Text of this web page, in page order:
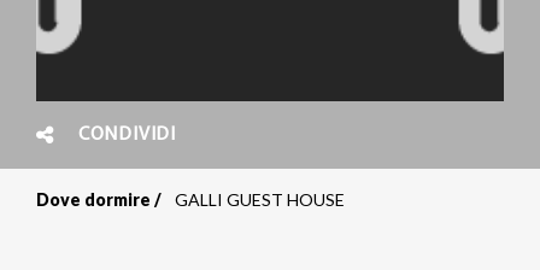
CONDIVIDI
Dove dormire GALLI GUEST HOUSE